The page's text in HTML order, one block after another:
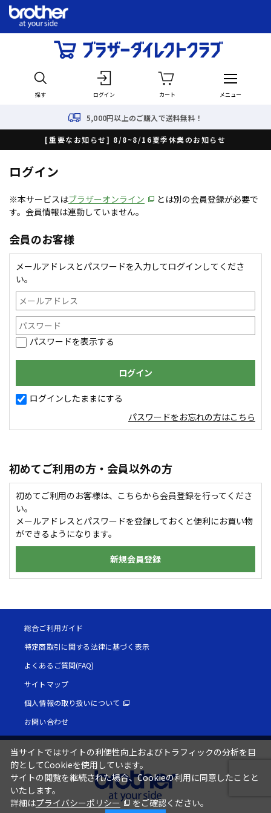
探す ログイン カート メニュー
5,000円以上のご購入で送料無料！
[重要なお知らせ] 8/8~8/16夏季休業のお知らせ
ログイン
※本サービスはブラザーオンライン
とは別の会員登録が必要で
す。会員情報は連動していません。
会員のお客様
メールアドレスとパスワードを入力してログインしてくださ
い。
パスワードを表示する
ログインしたままにする
パスワードをお忘れの方はこちら
初めてご利用の方・会員以外の方
初めてご利用のお客様は、こちらから会員登録を行ってくださ
い。
メールアドレスとパスワードを登録しておくと便利にお買い物
ができるようになります。
新規会員登録
総合ご利用ガイド
特定商取引に関する法律に基づく表示
よくあるご質問(FAQ)
サイトマップ
個人情報の取り扱いについて
お問い合わせ
当サイトではサイトの利便性向上およびトラフィックの分析を目
的としてCookieを使用しています。
サイトの閲覧を継続された場合、Cookieの利用に同意したことと
いたします。
詳細はプライバシーポリシー をご確認ください。